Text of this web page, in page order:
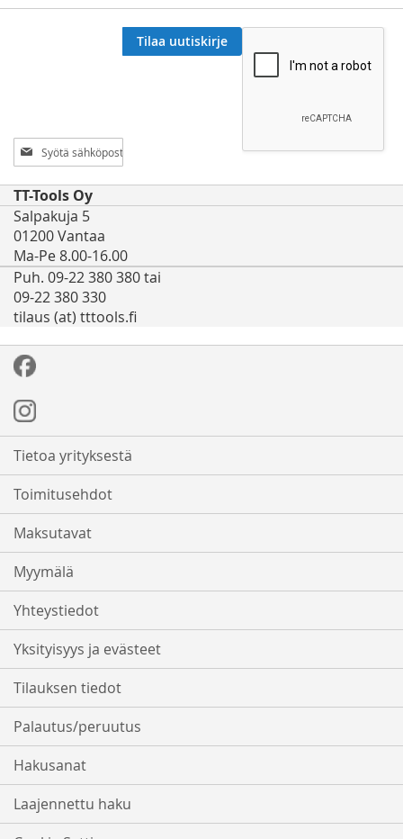
Tilaa
uutiskirjeemme:
Tilaa uutiskirje
TT-Tools Oy
Salpakuja 5
01200 Vantaa
Ma-Pe 8.00-16.00
Puh. 09-22 380 380 tai
09-22 380 330
tilaus (at) tttools.fi
Tietoa yrityksestä
Toimitusehdot
Maksutavat
Myymälä
Yhteystiedot
Yksityisyys ja evästeet
Tilauksen tiedot
Palautus/peruutus
Hakusanat
Laajennettu haku